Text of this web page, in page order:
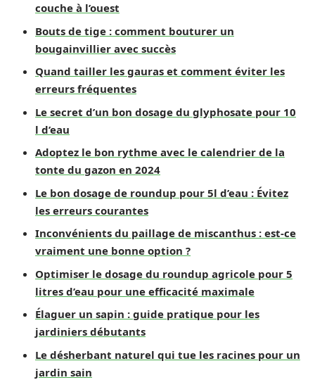
couche à l’ouest
Bouts de tige : comment bouturer un
bougainvillier avec succès
Quand tailler les gauras et comment éviter les
erreurs fréquentes
Le secret d’un bon dosage du glyphosate pour 10
l d’eau
Adoptez le bon rythme avec le calendrier de la
tonte du gazon en 2024
Le bon dosage de roundup pour 5l d’eau : Évitez
les erreurs courantes
Inconvénients du paillage de miscanthus : est-ce
vraiment une bonne option ?
Optimiser le dosage du roundup agricole pour 5
litres d’eau pour une efficacité maximale
Élaguer un sapin : guide pratique pour les
jardiniers débutants
Le désherbant naturel qui tue les racines pour un
jardin sain